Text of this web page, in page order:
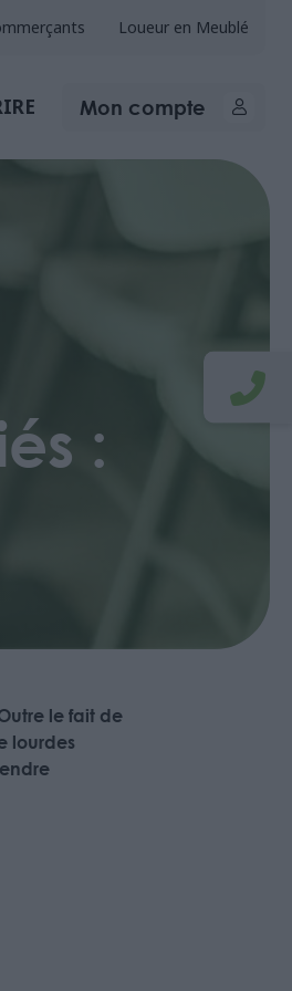
Loueur en Meublé
Mon compte
:
le fait de
lourdes